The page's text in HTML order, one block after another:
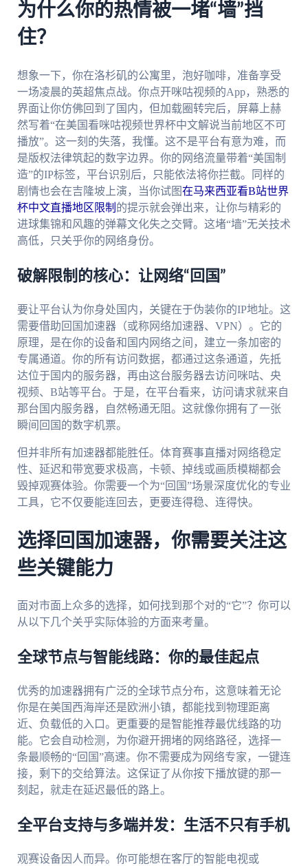
为什么你的热情被一堵“墙”挡
住？
想象一下，你在洛杉矶的公寓里，泡好咖啡，准备享受
一场凌晨的英超焦点战。你点开咪咕视频的App，熟悉的
界面让你仿佛回到了国内，但加载圈转完后，屏幕上赫
然写着“在美国看咪咕视频世界杯中文解说当前地区不可
播放”。这一刻的失落，我懂。这不是平台有意为难，而
是版权法律筑起的数字边界。你的网络流量带着“美国制
造”的IP标签，平台识别后，只能依法将你拦截。同样的
剧情也会在吉隆坡上演，当你试图在马来西亚看B站世界
杯中文直播地区限制 的提示就会弹出来，让你与精彩的
进球集锦和风趣的弹幕文化失之交臂。这堵“墙”无关技术
高低，只关乎你的网络身份。
破解限制的核心：让网络“回国”
要让平台认为你身处国内，关键在于伪装你的IP地址。这
需要借助回国加速器（或称网络加速器、VPN）。它的
原理，是在你的设备和国内网络之间，建立一条加密的
专属通道。你的所有访问数据，都通过这条通道，先抵
达位于国内的服务器，再由这台服务器去访问咪咕、央
视频、B站等平台。于是，在平台看来，访问请求就来自
那台国内服务器，自然畅通无阻。这就像你拥有了一张
瞬间回国的数字机票。
但并非所有加速器都能胜任。体育赛事直播对网络稳定
性、延迟和带宽要求极高，卡顿、掉线或画质模糊都会
毁掉观赛体验。你需要一个为“回国”场景深度优化的专业
工具，它不仅要能连回去，更要连得稳、连得快。
选择回国加速器，你需要关注这
些关键能力
面对市面上众多的选择，如何找到那个对的“它”？你可以
从以下几个关乎实际体验的方面来考量。
全球节点与智能线路：你的最佳起点
优秀的加速器拥有广泛的全球节点分布，这意味着无论
你是在美国西海岸还是欧洲小镇，都能找到物理距离
近、负载低的入口。更重要的是智能推荐最优线路的功
能。它会自动检测，为你避开拥堵的网络路径，选择一
条最顺畅的“回国”高速。你不需要成为网络专家，一键连
接，剩下的交给算法。这保证了从你按下播放键的那一
刻起，就走在延迟最低的路上。
全平台支持与多端并发：生活不只有手机
观赛设备因人而异。你可能想在客厅的智能电视或